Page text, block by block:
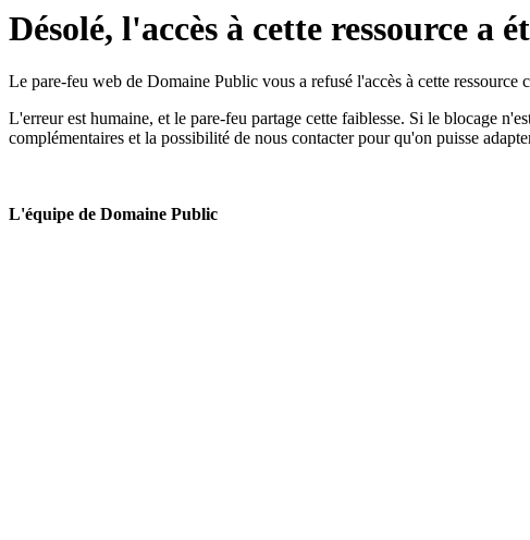
Désolé, l'accès à cette ressource a
Le pare-feu web de Domaine Public vous a refusé l'accès à cette ressource
L'erreur est humaine, et le pare-feu partage cette faiblesse. Si le blocage
complémentaires et la possibilité de nous contacter pour qu'on puisse
L'équipe de Domaine Public